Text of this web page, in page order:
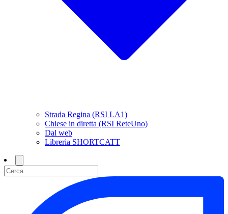
Strada Regina (RSI LA1)
Chiese in diretta (RSI ReteUno)
Dal web
Libreria SHORTCATT